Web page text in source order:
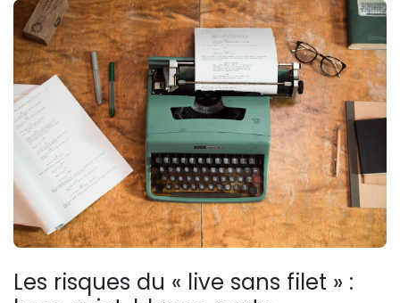
Les risques du « live sans filet » :